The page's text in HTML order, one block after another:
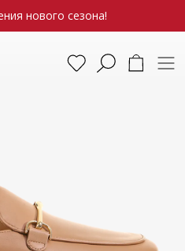
нового сезона!